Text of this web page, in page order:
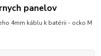
panelov
4mm káblu k batérii - ocko M